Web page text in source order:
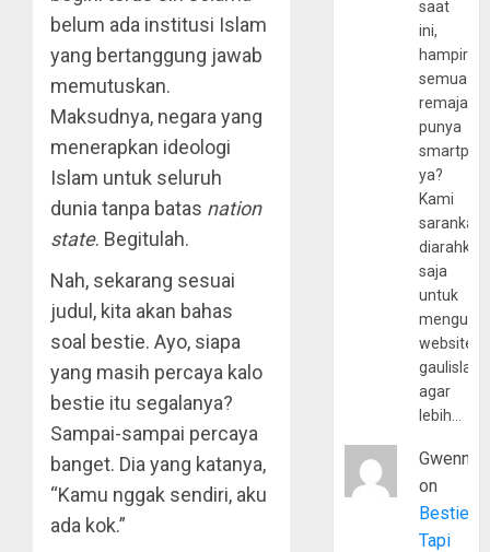
belum ada institusi Islam
yang bertanggung jawab
memutuskan.
Maksudnya, negara yang
menerapkan ideologi
Islam untuk seluruh
dunia tanpa batas nation
state. Begitulah.
Nah, sekarang sesuai
judul, kita akan bahas
soal bestie. Ayo, siapa
yang masih percaya kalo
bestie itu segalanya?
Sampai-sampai percaya
banget. Dia yang katanya,
“Kamu nggak sendiri, aku
ada kok.”
saat
ini,
hampir
semua
remaja
punya
ya?
Kami
sarankan,
diarahkan
saja
untuk
website
agar
lebih…
Gwenny
on
Bestie
Tapi